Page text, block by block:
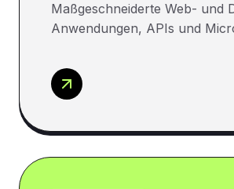
Maßgeschneiderte Web- und
Anwendungen, APIs und